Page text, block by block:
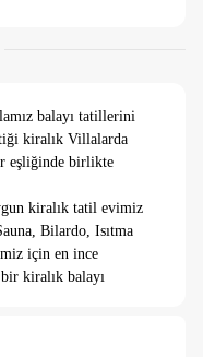
balayı tatillerini
kiralık Villalarda
eşliğinde birlikte
kiralık tatil evimiz
Bilardo, Isıtma
için en ince
kiralık balayı
havuzu ve özel yüzme